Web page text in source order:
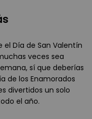
Día de San Valentín
veces sea
sí que deberías
de los Enamorados
divertidos un solo
el año.